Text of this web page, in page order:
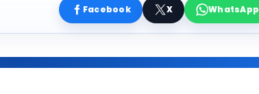
Facebook X WhatsApp